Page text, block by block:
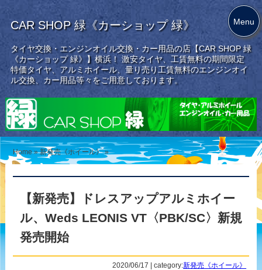
CAR SHOP 緑《カーショップ 緑》
タイヤ交換・エンジンオイル交換・カー用品の店【CAR SHOP 緑
《カーショップ 緑》】横浜！ 激安タイヤ、工賃無料の期間限定
特価タイヤ、アルミホイール、量り売り工賃無料のエンジンオイ
ル交換、カー用品等々をご用意しております。
Home »新発売《ホイール》 »
【新発売】ドレスアップアルミホイー
ル、Weds LEONIS VT〈PBK/SC〉新規
発売開始
2020/06/17 | category:新発売《ホイール》
Menu